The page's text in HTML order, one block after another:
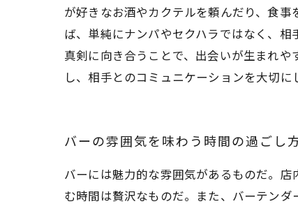
が好きなお酒やカクテルを頼んだり、食
ば、単純にナンパやセクハラではなく、相
真剣に向き合うことで、出会いが生まれ
し、相手とのコミュニケーションを大切
バーの雰囲気を味わう時間の過ごし
バーには魅力的な雰囲気があるものだ。
む時間は贅沢なものだ。また、バーテン